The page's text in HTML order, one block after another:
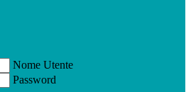
Nome Utente
Password